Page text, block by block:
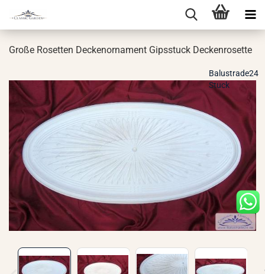
Große Ro­set­ten De­cken­or­na­ment Gips­stuck De­cken­ro­set­te
Balustrade24
Stuck